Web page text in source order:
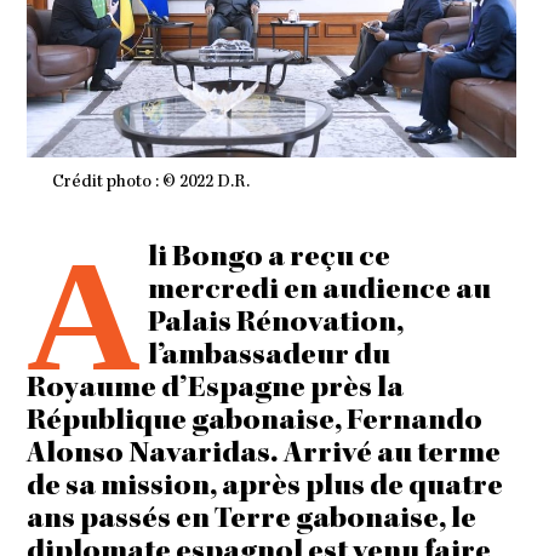
Crédit photo : © 2022 D.R.
A li Bongo a reçu ce
mercredi en audience au
Palais Rénovation,
l’ambassadeur du
Royaume d’Espagne près la
République gabonaise, Fernando
Alonso Navaridas. Arrivé au terme
de sa mission, après plus de quatre
ans passés en Terre gabonaise, le